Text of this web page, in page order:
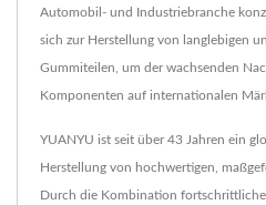
Automobil- und Industriebranche
sich zur Herstellung von langlebigen
Gummiteilen, um der wachsenden
Komponenten auf internationalen
YUANYU ist seit über 43 Jahren ein
Herstellung von hochwertigen,
Durch die Kombination